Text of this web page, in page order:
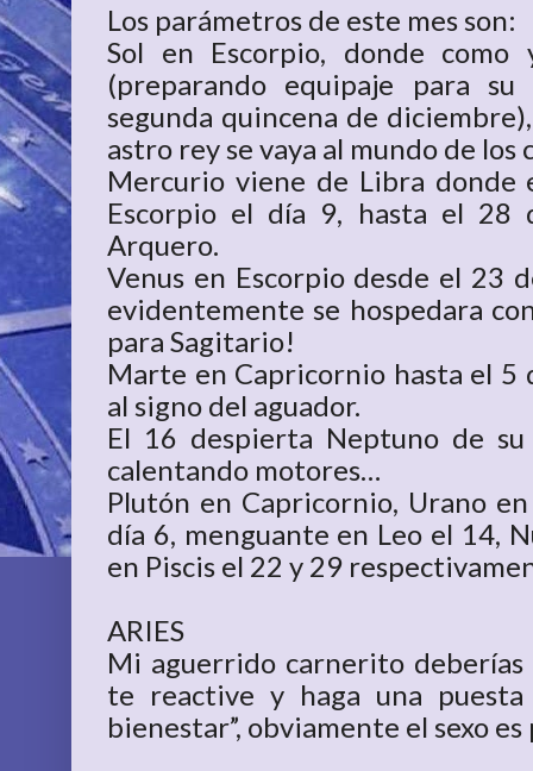
Los parámetros de este mes son:
Sol en Escorpio, donde como
(preparando equipaje para
segunda quincena de
astro rey se vaya al mundo de los
Mercurio viene de Libra donde
Escorpio el día 9, hasta el 28
Arquero.
Venus en Escorpio desde el 23
evidentemente se hospedara
para Sagitario!
Marte en Capricornio hasta el 5
al signo del aguador.
El 16 despierta Neptuno de
calentando motores…
Plutón en Capricornio, Urano
día 6, menguante en Leo el 14,
en Piscis el 22 y 29
ARIES
Mi aguerrido carnerito deberías
te reactive y haga una
bienestar”, obviamente el sexo